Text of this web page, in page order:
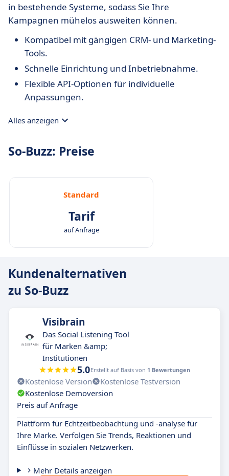
in bestehende Systeme, sodass Sie Ihre
Kampagnen mühelos ausweiten können.
Kompatibel mit gängigen CRM- und Marketing-
Tools.
Schnelle Einrichtung und Inbetriebnahme.
Flexible API-Optionen für individuelle
Anpassungen.
Alles anzeigen
So-Buzz: Preise
Standard
Tarif
auf Anfrage
Kundenalternativen
zu So-Buzz
Visibrain
Das Social Listening Tool
für Marken &amp;
Institutionen
5.0Erstellt auf Basis von 1 Bewertungen
Kostenlose Version
Kostenlose Testversion
Kostenlose Demoversion
Preis auf Anfrage
Plattform für Echtzeitbeobachtung und -analyse für
Ihre Marke. Verfolgen Sie Trends, Reaktionen und
Einflüsse in sozialen Netzwerken.
Mehr Details anzeigen